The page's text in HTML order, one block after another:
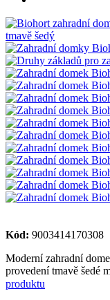
Kód: 9003414170308
Moderní zahradní
provedení tmavě šedé
produktu